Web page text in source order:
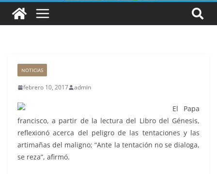
NOTICIAS
febrero 10, 2017 admin
El Papa
francisco, a partir de la lectura del Libro del Génesis,
reflexionó acerca del peligro de las tentaciones y las
artimañas del maligno; “Ante la tentación no se dialoga,
se reza”, afirmó.